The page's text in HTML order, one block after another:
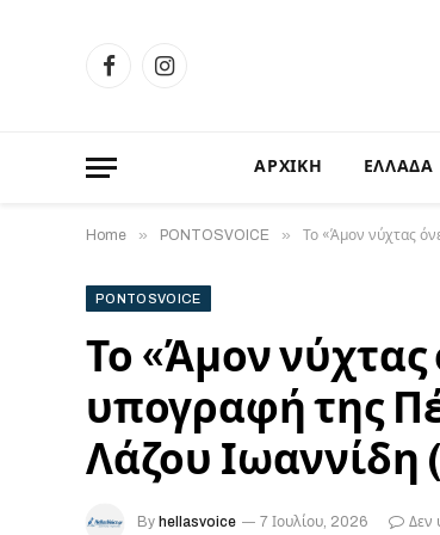
FacebookInstagram
ΑΡΧΙΚΗ ΕΛΛΑΔΑ
Home » PONTOSVOICE » Το «Άμον νύχτας
PONTOSVOICE
Το «Άμον νύχτας
υπογραφή της
Λάζου Ιωαννίδη
By hellasvoice 7 Ιουλίου, 2026 Δεν